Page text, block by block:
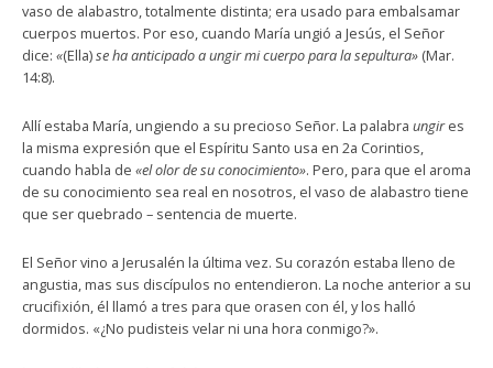
vaso de alabastro, totalmente distinta; era usado para embalsamar
cuerpos muertos. Por eso, cuando María ungió a Jesús, el Señor
dice: «(Ella)se ha anticipado a ungir mi cuerpo para la sepultura» (Mar.
14:8).
Allí estaba María, ungiendo a su precioso Señor. La palabra ungires
la misma expresión que el Espíritu Santo usa en 2a Corintios,
cuando habla de «el olor de su conocimiento». Pero, para que el aroma
de su conocimiento sea real en nosotros, el vaso de alabastro tiene
que ser quebrado – sentencia de muerte.
El Señor vino a Jerusalén la última vez. Su corazón estaba lleno de
angustia, mas sus discípulos no entendieron. La noche anterior a su
crucifixión, él llamó a tres para que orasen con él, y los halló
dormidos. «¿No pudisteis velar ni una hora conmigo?».